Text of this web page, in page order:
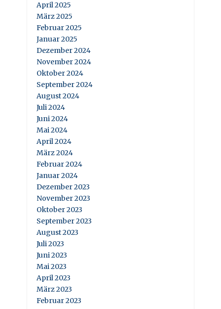
April 2025
März 2025
Februar 2025
Januar 2025
Dezember 2024
November 2024
Oktober 2024
September 2024
August 2024
Juli 2024
Juni 2024
Mai 2024
April 2024
März 2024
Februar 2024
Januar 2024
Dezember 2023
November 2023
Oktober 2023
September 2023
August 2023
Juli 2023
Juni 2023
Mai 2023
April 2023
März 2023
Februar 2023